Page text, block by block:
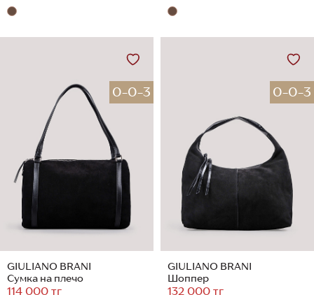
0-0-3
GIULIANO BRANI
Сумка на плечо
114 000 тг
0-0-3
GIULIANO BRANI
Шоппер
132 000 тг